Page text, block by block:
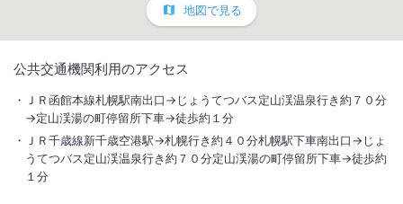
日本の伝統と北国の文化が融合した、和風旅館。趣き異なる大浴場と貸
切り湯で館内湯巡り、道産食材を堪能できる料理。時を忘れる贅沢なひ
と時を。
地図で見る
公共交通機関利用のアクセス
ＪＲ函館本線札幌駅南出口→じょうてつバス定山渓温泉行き約７０分
→定山渓湯の町停留所下車→徒歩約１分
ＪＲ千歳線新千歳空港駅→札幌行き約４０分札幌駅下車南出口→じょ
うてつバス定山渓温泉行き約７０分定山渓湯の町停留所下車→徒歩約
１分